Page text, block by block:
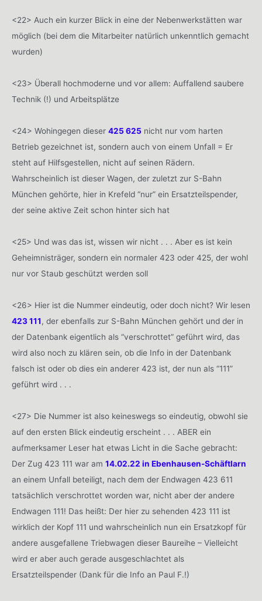
<22> Auch ein kurzer Blick in eine der Nebenwerkstätten war
möglich (bei dem die Mitarbeiter natürlich unkenntlich gemacht
wurden)
<23> Überall hochmoderne und vor allem: Auffallend saubere
Technik (!) und Arbeitsplätze
<24> Wohingegen dieser 425 625 nicht nur vom harten
Betrieb gezeichnet ist, sondern auch von einem Unfall = Er
steht auf Hilfsgestellen, nicht auf seinen Rädern.
Wahrscheinlich ist dieser Wagen, der zuletzt zur S-Bahn
München gehörte, hier in Krefeld “nur” ein Ersatzteilspender,
der seine aktive Zeit schon hinter sich hat
<25> Und was das ist, wissen wir nicht . . . Aber es ist kein
Geheimnisträger, sondern ein normaler 423 oder 425, der wohl
nur vor Staub geschützt werden soll
<26> Hier ist die Nummer eindeutig, oder doch nicht? Wir lesen
423 111, der ebenfalls zur S-Bahn München gehört und der in
der Datenbank eigentlich als “verschrottet” geführt wird, das
wird also noch zu klären sein, ob die Info in der Datenbank
falsch ist oder ob dies ein anderer 423 ist, der nun als “111”
geführt wird . . .
<27> Die Nummer ist also keineswegs so eindeutig, obwohl sie
auf den ersten Blick eindeutig erscheint . . . ABER ein
aufmerksamer Leser hat etwas Licht in die Sache gebracht:
Der Zug 423 111 war am 14.02.22 in Ebenhausen-Schäftlarn
an einem Unfall beteiligt, nach dem der Endwagen 423 611
tatsächlich verschrottet worden war, nicht aber der andere
Endwagen 111! Das heißt: Der hier zu sehenden 423 111 ist
wirklich der Kopf 111 und wahrscheinlich nun ein Ersatzkopf für
andere ausgefallene Triebwagen dieser Baureihe – Vielleicht
wird er aber auch gerade ausgeschlachtet als
Ersatzteilspender (Dank für die Info an Paul F.!)